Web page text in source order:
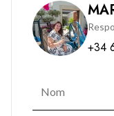
de Sotogrande est à
❤️ Deuxième raison :
Sa grande terrasse
plein air, recevoir
+34